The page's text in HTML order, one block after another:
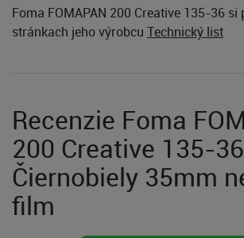
Foma FOMAPAN 200 Creative 135-36 si
stránkach jeho výrobcu Technický list
Recenzie Foma
200 Creative 135-
Čiernobiely 35mm
film